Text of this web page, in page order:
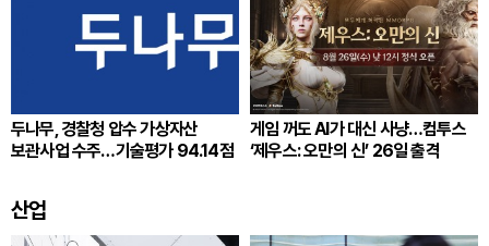
두나무, 경찰청 압수 가상자산
보관사업 수주…기술평가 94.14점
게임 꺼도 AI가 대신 사냥…컴투스
‘제우스: 오만의 신’ 26일 출격
산업